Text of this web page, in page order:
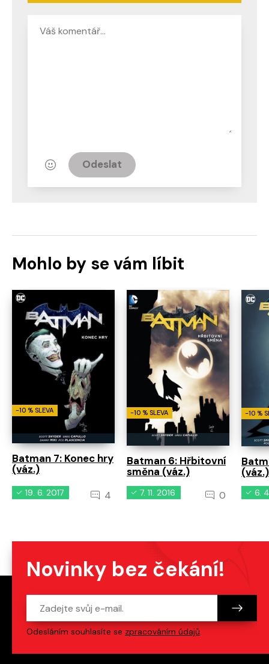
Odeslat
Mohlo by se vám líbit
-10 % SLEVA
Batman 7: Konec hry
(váz.)
19. 6. 2017 4
-10 % SLEVA
Batman 6: Hřbitovní
směna (váz.)
7. 11. 2016 0
-10 %
(váz.)
6.
Novinky bez čekání!
Odesláním souhlasíte se zpracováním údajů.